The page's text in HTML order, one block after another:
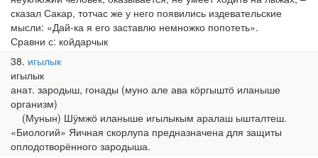
сказал Сакар, тотчас же у него появились издевательские
мысли: «Дай-ка я его заставлю немножко попотеть».
Сравни с: койдарчык
38 игылык
игылык
анат. зародыш, гонады (муно але ава кӧргыштӧ иланыше
организм)
(Мунын) Шӱмжӧ иланыше игылыкым аралаш ышталтеш.
«Биологий» Яичная скорлупа предназначена для защиты
оплодотворённого зародыша.